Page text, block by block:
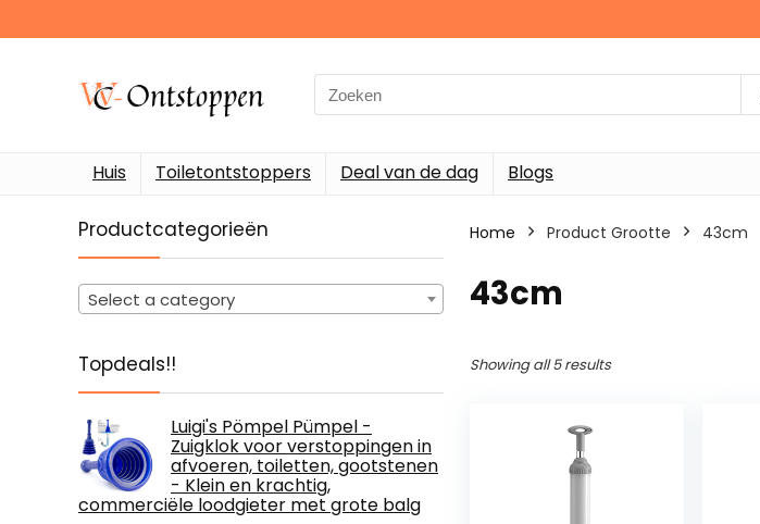
Search
for:
Huis Toiletontstoppers Deal van de dag Blogs
Productcategorieën
Select a category
Topdeals!!
Luigi's Pömpel Pümpel -
Zuigklok voor verstoppingen in
afvoeren, toiletten, gootstenen
- Klein en krachtig,
commerciële loodgieter met grote balg
Home Product Grootte ‎43cm
‎43cm
Showing all 5 results